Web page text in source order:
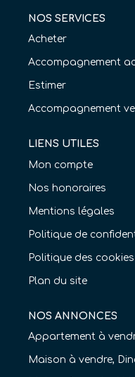
NOS SERVICES
Acheter
Accompagnement
Estimer
Accompagnement
LIENS UTILES
Mon compte
Nos honoraires
Mentions légales
Politique de
Politique des cookies
Plan du site
NOS ANNONCES
Appartement à
Maison à vendre,